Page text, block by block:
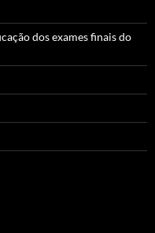
dos exames finais do